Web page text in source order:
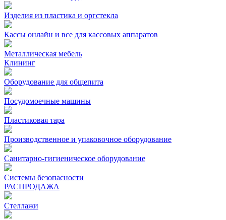
Изделия из пластика и оргстекла
Кассы онлайн и все для кассовых аппаратов
Металлическая мебель
Клининг
Оборудование для общепита
Посудомоечные машины
Пластиковая тара
Производственное и упаковочное оборудование
Санитарно-гигиеническое оборудование
Системы безопасности
РАСПРОДАЖА
Стеллажи